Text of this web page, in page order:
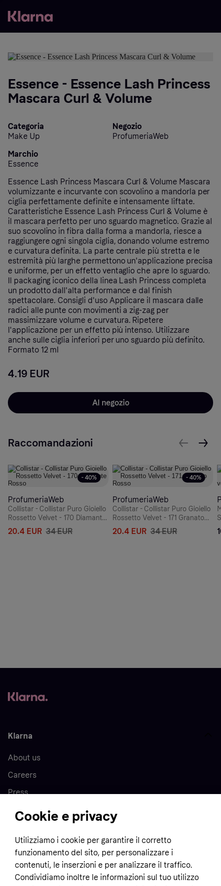
Essence - Essence Lash Princess
Mascara Curl & Volume
Categoria
Make Up
Negozio
ProfumeriaWeb
Marchio
Essence
Essence Lash Princess Mascara Curl & Volume Mascara
volumizzante e incurvante con scovolino a mandorla per
ciglia perfettamente definite e intensamente liftate.
Caratteristiche Essence Lash Princess Curl & Volume è
il mascara perfetto per uno sguardo magnetico. Grazie al
suo scovolino in fibra dalla forma a mandorla, riesce a
raggiungere ogni singola ciglia, donando volume estremo
e curvatura definita. La parte centrale più stretta e le
estremità più larghe permettono un'applicazione precisa
e uniforme, per un effetto ventaglio che apre lo sguardo.
Il packaging iconico della linea Lash Princess completa
un prodotto dall'alta performance e dal finish
spettacolare. Consigli d'uso Applicare il mascara dalle
radici alle punte con movimenti a zig-zag per
massimizzare volume e curvatura. Ripetere
l'applicazione per un effetto più intenso. Utilizzare
anche sulle ciglia inferiori per uno sguardo più definito.
Formato 12 ml
4.19 EUR
Al negozio
Raccomandazioni
- 40%
ProfumeriaWeb
Collistar - Collistar Puro Gioiello
Rossetto Velvet - 170 Diamante
Rosso
20.4 EUR 34 EUR
- 40%
ProfumeriaWeb
Collistar - Collistar Puro Gioiello
Rossetto Velvet - 171 Granato
Rosso
20.4 EUR 34 EUR
Klarna
About us
Careers
Press
Customer service
Terms & conditions
Business
Cookie e privacy
Utilizziamo i cookie per garantire il corretto
funzionamento del sito, per personalizzare i
contenuti, le inserzioni e per analizzare il traffico.
Condividiamo inoltre le informazioni sul tuo utilizzo